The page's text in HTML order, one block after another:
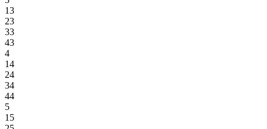
13
23
33
43
4
14
24
34
44
5
15